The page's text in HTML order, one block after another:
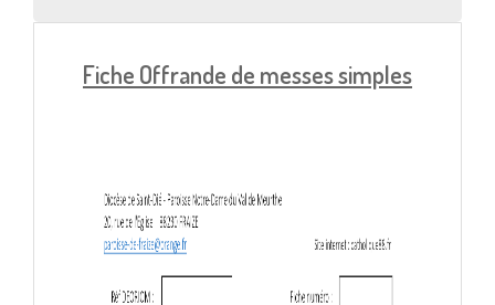
Fiche Offrande de messes simples